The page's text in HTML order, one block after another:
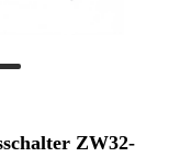
ZW32-